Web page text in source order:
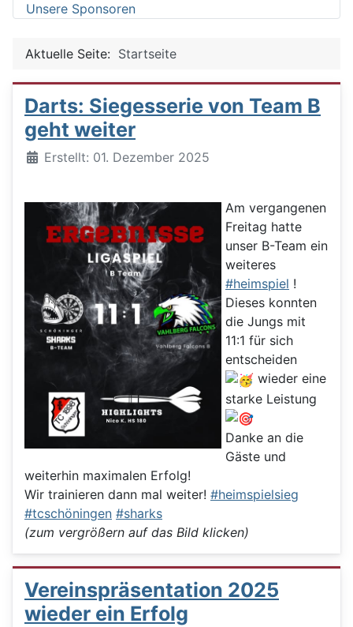
Unsere Sponsoren
Aktuelle Seite: Startseite
Darts: Siegesserie von Team B
geht weiter
DetailsErstellt: 01. Dezember 2025
Am vergangenen
Freitag hatte
unser B-Team ein
weiteres
#heimspiel !
Dieses konnten
die Jungs mit
11:1 für sich
entscheiden
wieder eine
starke Leistung
Danke an die
Gäste und
weiterhin maximalen Erfolg!
Wir trainieren dann mal weiter! #heimspielsieg
#tcschöningen #sharks
(zum vergrößern auf das Bild klicken)
Vereinspräsentation 2025
wieder ein Erfolg